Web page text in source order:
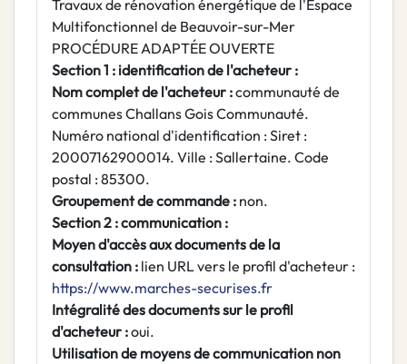
Travaux de rénovation énergétique de l'Espace
Multifonctionnel de Beauvoir-sur-Mer
PROCÉDURE ADAPTÉE OUVERTE
Section 1 : identification de l'acheteur :
Nom complet de l'acheteur :communauté de
communes Challans Gois Communauté.
Numéro national d'identification : Siret :
20007162900014. Ville : Sallertaine. Code
postal : 85300.
Groupement de commande : non.
Section 2 : communication :
Moyen d'accès aux documents de la
consultation : lien URL vers le profil d'acheteur :
https://www.marches-securises.fr
Intégralité des documents sur le profil
d'acheteur :oui.
Utilisation de moyens de communication non